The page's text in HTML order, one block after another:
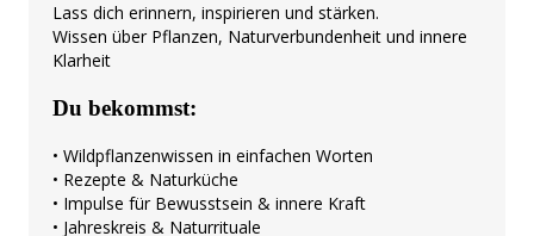
Lass dich erinnern, inspirieren und stärken.
Wissen über Pflanzen, Naturverbundenheit und innere
Klarheit
Du bekommst:
• Wildpflanzenwissen in einfachen Worten
• Rezepte & Naturküche
• Impulse für Bewusstsein & innere Kraft
• Jahreskreis & Naturrituale